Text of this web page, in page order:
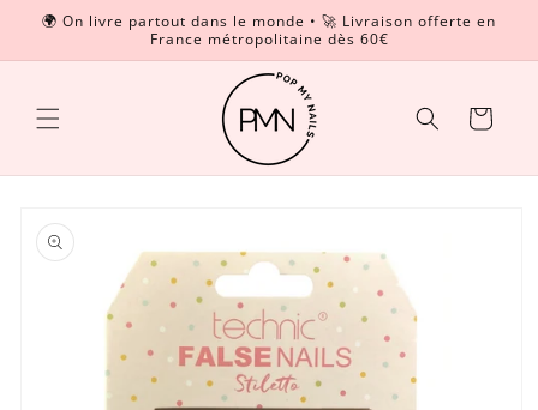
Privacy
passer
🌍 On livre partout dans le monde • 🚀 Livraison offerte en
France métropolitaine dès 60€
Panier
informations
produits